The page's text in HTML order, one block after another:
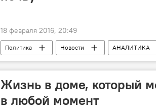
18 февраля 2016, 20:49
Политика Новости АНАЛИТИКА
Ильгар Велизаде
Санкции
Жизнь в доме, который
в любой момент